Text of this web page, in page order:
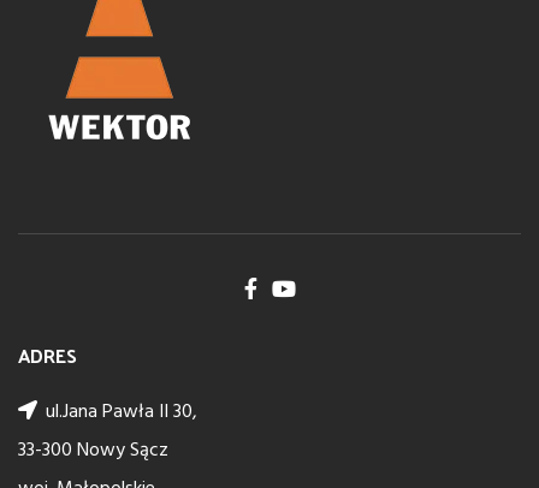
ADRES
ul.Jana Pawła II 30,
33-300 Nowy Sącz